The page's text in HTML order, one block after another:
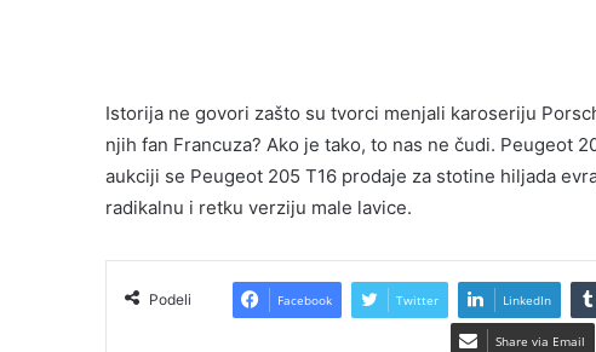
Istorija ne govori zašto su tvorci menjali karoseriju
njih fan Francuza? Ako je tako, to nas ne čudi. Peugeot
aukciji se Peugeot 205 T16 prodaje za stotine hiljada
radikalnu i retku verziju male lavice.
Podeli Facebook Twitter LinkedIn
Share via Email